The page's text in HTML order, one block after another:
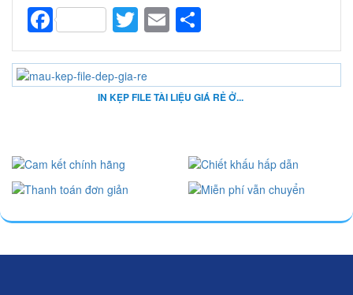
FacebookTwitter
Email
IN KẸP FILE TÀI LIỆU GIÁ RẺ Ở...